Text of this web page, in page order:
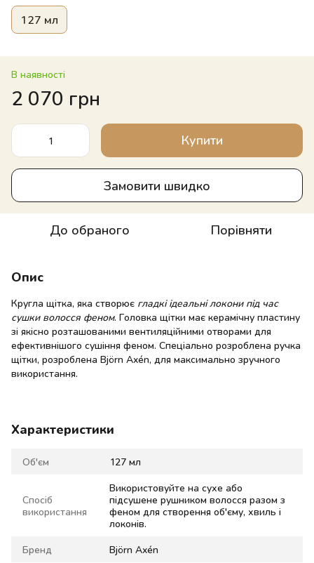
127 мл
В наявності
2 070 грн
Купити
Замовити швидко
До обраного Порівняти
Опис
Кругла щітка, яка створює гладкі ідеальні локони під час
сушки волосся феном. Головка щітки має керамічну пластину
зі якісно розташованими вентиляційними отворами для
ефективнішого сушіння феном. Спеціально розроблена ручка
щітки, розроблена Björn Axén, для максимально зручного
використання.
Характеристики
Об'єм 127 мл
Спосіб
використання
Використовуйте на сухе або
підсушене рушником волосся разом з
феном для створення об'єму, хвиль і
локонів.
Бренд Björn Axén